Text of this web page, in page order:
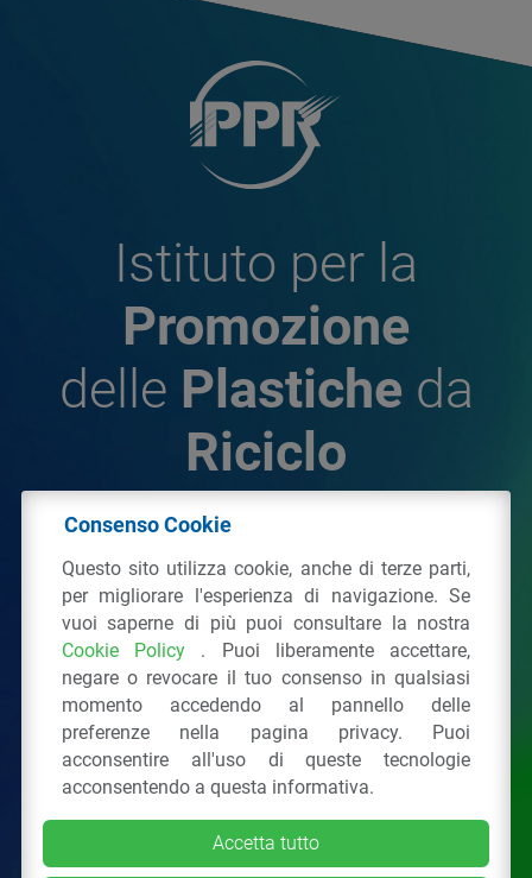
Istituto per la
Promozione
delle Plastiche da
Riciclo
Plastiche da Riciclo
C.F. 97381090154
Via San Vittore 36 20123Milano (MI)
Tel.: 02 43928225.
Tutti i diritti riservati Privacy Policy &Cookie
Consenso Cookie
Questo sito utilizza cookie, anche di terze parti,
per migliorare l'esperienza di navigazione. Se
vuoi saperne di più puoi consultare la nostra
Cookie Policy . Puoi liberamente accettare,
negare o revocare il tuo consenso in qualsiasi
momento accedendo al pannello delle
preferenze nella pagina privacy. Puoi
acconsentire all'uso di queste tecnologie
acconsentendo a questa informativa.
Accetta tutto